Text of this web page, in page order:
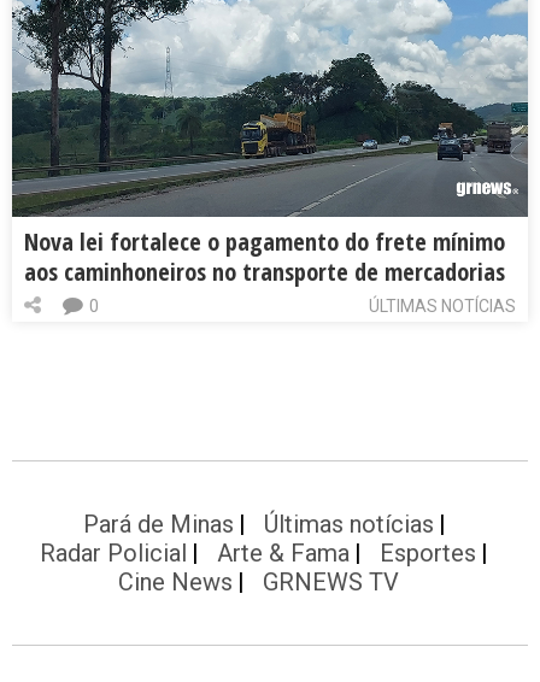
Nova lei fortalece o pagamento do frete mínimo
aos caminhoneiros no transporte de mercadorias
ÚLTIMAS NOTÍCIAS
0
Pará de Minas
Últimas notícias
Radar Policial
Arte & Fama
Esportes
Cine News
GRNEWS TV